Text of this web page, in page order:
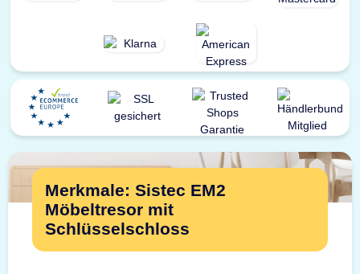
Merkmale: Sistec EM2
Möbeltresor mit
Schlüsselschloss